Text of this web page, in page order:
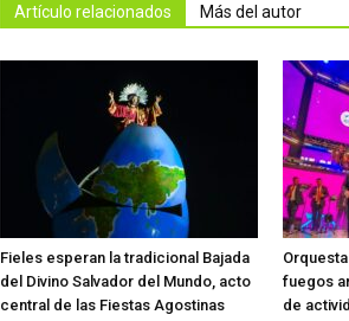
Artículo relacionados Más del autor
Fieles esperan la tradicional Bajada
del Divino Salvador del Mundo, acto
central de las Fiestas Agostinas
fuegos
de